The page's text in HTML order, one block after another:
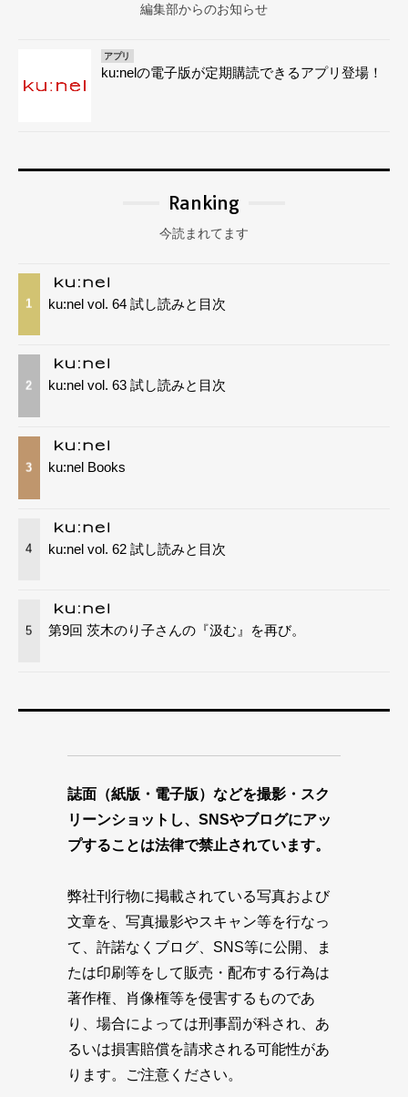
編集部からのお知らせ
アプリ
ku:nelの電子版が定期購読できるアプリ登場！
Ranking
今読まれてます
1 ku:nel vol. 64 試し読みと目次
2 ku:nel vol. 63 試し読みと目次
3 ku:nel Books
4 ku:nel vol. 62 試し読みと目次
5 第9回 茨木のり子さんの『汲む』を再び。
誌面（紙版・電子版）などを撮影・スク
リーンショットし、SNSやブログにアッ
プすることは法律で禁止されています。
弊社刊行物に掲載されている写真および
文章を、写真撮影やスキャン等を行なっ
て、許諾なくブログ、SNS等に公開、ま
たは印刷等をして販売・配布する行為は
著作権、肖像権等を侵害するものであ
り、場合によっては刑事罰が科され、あ
るいは損害賠償を請求される可能性があ
ります。ご注意ください。